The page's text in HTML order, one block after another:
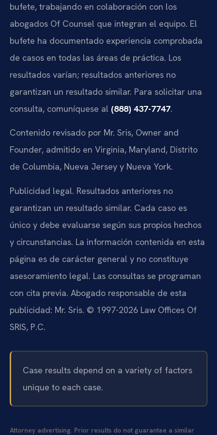
bufete, trabajando en colaboración con los
abogados Of Counsel que integran el equipo. El
bufete ha documentado experiencia comprobada
de casos en todas las áreas de práctica. Los
resultados varían; resultados anteriores no
garantizan un resultado similar. Para solicitar una
consulta, comuníquese al (888) 437-7747.
Contenido revisado por Mr. Sris, Owner and
Founder, admitido en Virginia, Maryland, Distrito
de Columbia, Nueva Jersey y Nueva York.
Publicidad legal. Resultados anteriores no
garantizan un resultado similar. Cada caso es
único y debe evaluarse según sus propios hechos
y circunstancias. La información contenida en esta
página es de carácter general y no constituye
asesoramiento legal. Las consultas se programan
con cita previa. Abogado responsable de esta
publicidad: Mr. Sris. © 1997-2026 Law Offices Of
SRIS, P.C.
Case results depend on a variety of factors
unique to each case.
Attorney advertising. Prior results do not guarantee a similar